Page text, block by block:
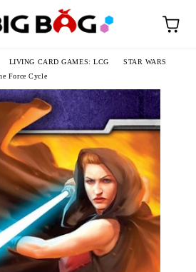
LIVING CARD GAMES: LCG
STAR WARS
Force Cycle